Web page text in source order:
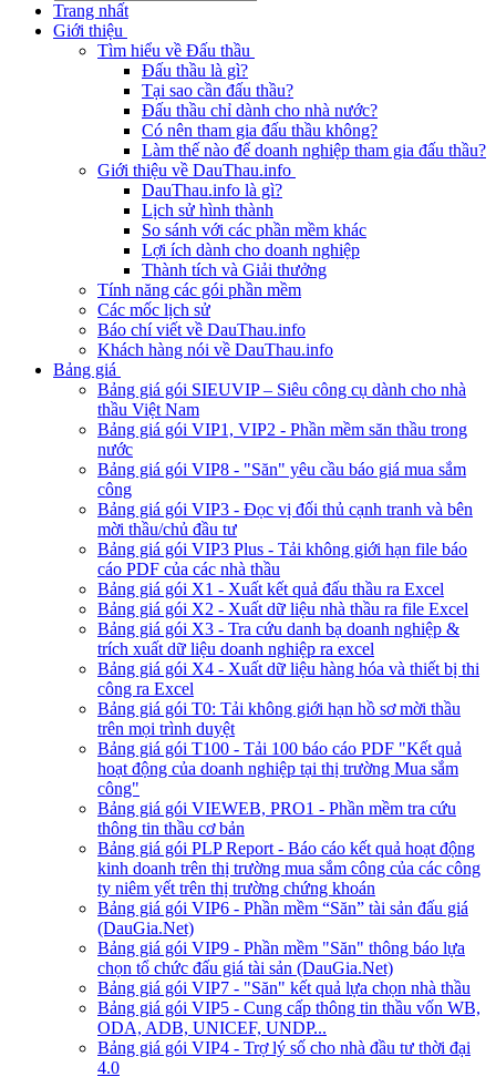
Trang nhất
Giới thiệu
Tìm hiểu về Đấu thầu
Đấu thầu là gì?
Tại sao cần đấu thầu?
Đấu thầu chỉ dành cho nhà nước?
Có nên tham gia đấu thầu không?
Làm thế nào để doanh nghiệp tham gia đấu thầu?
Giới thiệu về DauThau.info
DauThau.info là gì?
Lịch sử hình thành
So sánh với các phần mềm khác
Lợi ích dành cho doanh nghiệp
Thành tích và Giải thưởng
Tính năng các gói phần mềm
Các mốc lịch sử
Báo chí viết về DauThau.info
Khách hàng nói về DauThau.info
Bảng giá
Bảng giá gói SIEUVIP – Siêu công cụ dành cho nhà
thầu Việt Nam
Bảng giá gói VIP1, VIP2 - Phần mềm săn thầu trong
nước
Bảng giá gói VIP8 - "Săn" yêu cầu báo giá mua sắm
công
Bảng giá gói VIP3 - Đọc vị đối thủ cạnh tranh và bên
mời thầu/chủ đầu tư
Bảng giá gói VIP3 Plus - Tải không giới hạn file báo
cáo PDF của các nhà thầu
Bảng giá gói X1 - Xuất kết quả đấu thầu ra Excel
Bảng giá gói X2 - Xuất dữ liệu nhà thầu ra file Excel
Bảng giá gói X3 - Tra cứu danh bạ doanh nghiệp &
trích xuất dữ liệu doanh nghiệp ra excel
Bảng giá gói X4 - Xuất dữ liệu hàng hóa và thiết bị thi
công ra Excel
Bảng giá gói T0: Tải không giới hạn hồ sơ mời thầu
trên mọi trình duyệt
Bảng giá gói T100 - Tải 100 báo cáo PDF "Kết quả
hoạt động của doanh nghiệp tại thị trường Mua sắm
công"
Bảng giá gói VIEWEB, PRO1 - Phần mềm tra cứu
thông tin thầu cơ bản
Bảng giá gói PLP Report - Báo cáo kết quả hoạt động
kinh doanh trên thị trường mua sắm công của các công
ty niêm yết trên thị trường chứng khoán
Bảng giá gói VIP6 - Phần mềm “Săn” tài sản đấu giá
(DauGia.Net)
Bảng giá gói VIP9 - Phần mềm "Săn" thông báo lựa
chọn tổ chức đấu giá tài sản (DauGia.Net)
Bảng giá gói VIP7 - "Săn" kết quả lựa chọn nhà thầu
Bảng giá gói VIP5 - Cung cấp thông tin thầu vốn WB,
ODA, ADB, UNICEF, UNDP...
Bảng giá gói VIP4 - Trợ lý số cho nhà đầu tư thời đại
4.0